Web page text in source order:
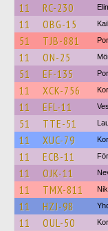
11 RC-230
11 OBG-15
51 TJB-881
11 ON-25
51 EF-135
11 XCK-756
11 EFL-11
51 TTE-51
11 XUC-79
11 ECB-11
11 OJK-11
11 TMX-811
11 HZJ-98
11 OUL-50